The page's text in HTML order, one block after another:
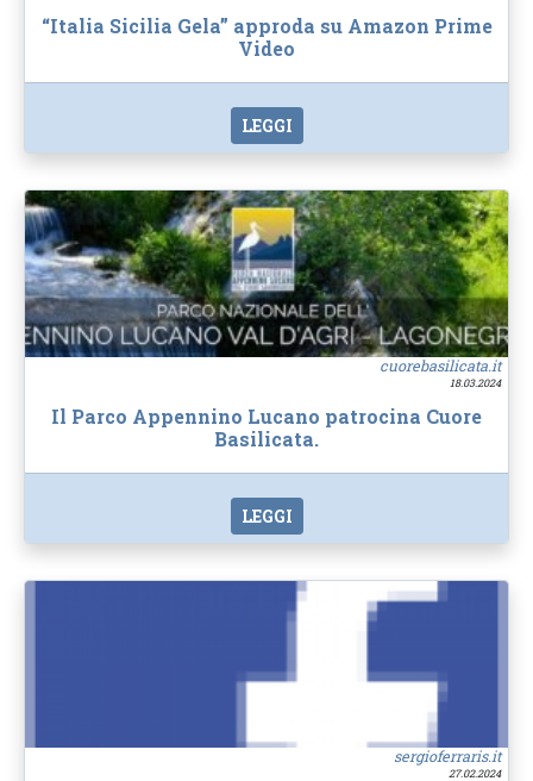
“Italia Sicilia Gela” approda su Amazon Prime
Video
LEGGI
cuorebasilicata.it
18.03.2024
Il Parco Appennino Lucano patrocina Cuore
Basilicata.
LEGGI
sergioferraris.it
27.02.2024